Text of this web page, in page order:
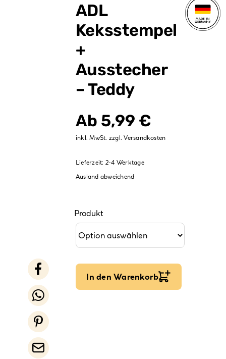
PartydekorationADL
Keksstempel
+
Ausstecher
– Teddy
Ab 5,99 €
inkl. MwSt. zzgl.Versandkosten
Lieferzeit: 2-4 Werktage
Ausland abweichend
Produkt
In den Warenkorb